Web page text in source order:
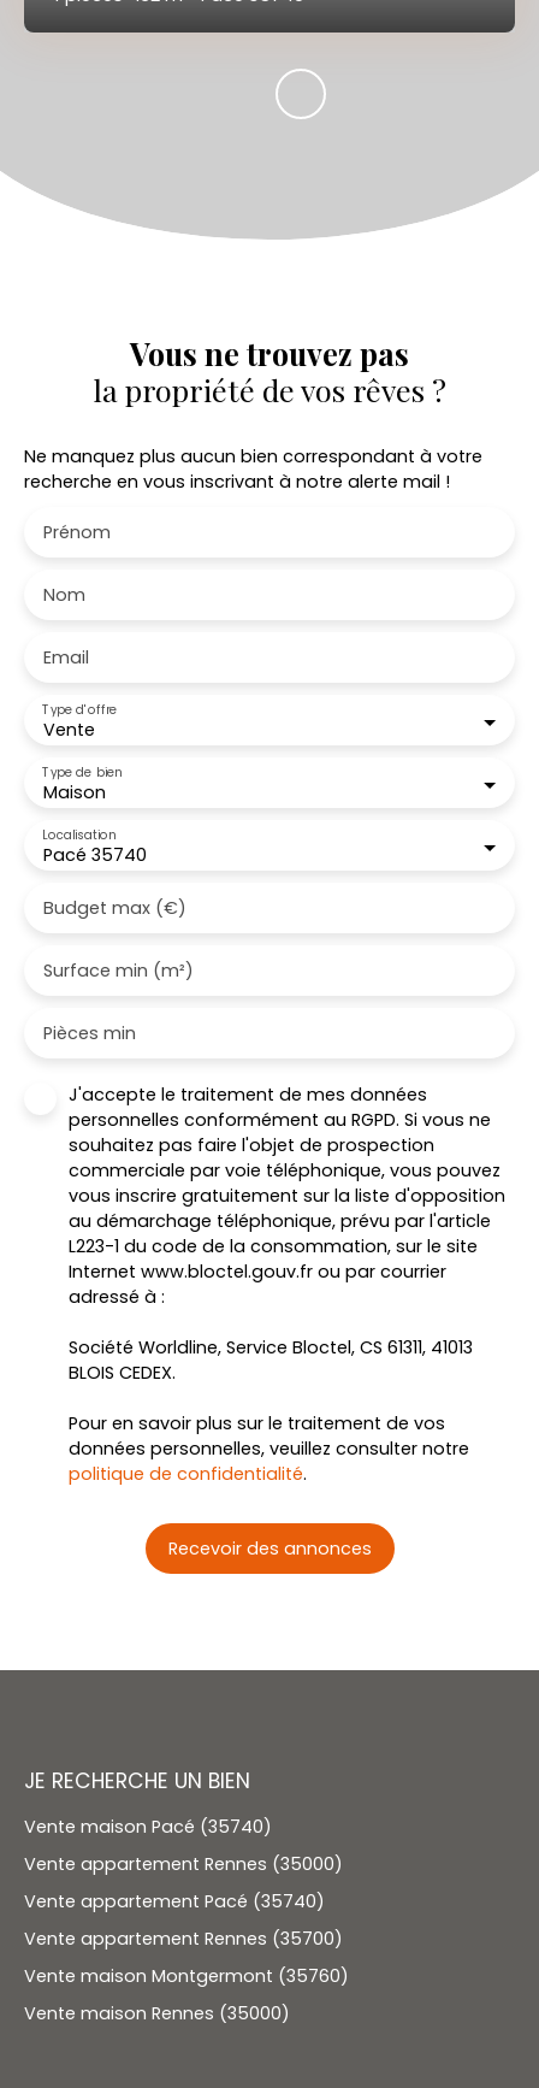
Vous ne trouvez pas
la propriété de vos rêves ?
Ne manquez plus aucun bien correspondant à votre
recherche en vous inscrivant à notre alerte mail !
Prénom
Nom
Email
Vente
Type d'offre
Maison
Type de bien
Pacé 35740
Localisation
Budget max (€)
Surface min (m²)
Pièces min
J'accepte le traitement de mes données
personnelles conformément au RGPD. Si vous ne
souhaitez pas faire l'objet de prospection
commerciale par voie téléphonique, vous pouvez
vous inscrire gratuitement sur la liste d'opposition
au démarchage téléphonique, prévu par l'article
L223-1 du code de la consommation, sur le site
Internet www.bloctel.gouv.fr ou par courrier
adressé à :
Société Worldline, Service Bloctel, CS 61311, 41013
BLOIS CEDEX.
Pour en savoir plus sur le traitement de vos
données personnelles, veuillez consulter notre
politique de confidentialité.
Recevoir des annonces
JE RECHERCHE UN BIEN
Vente maison Pacé (35740)
Vente appartement Rennes (35000)
Vente appartement Pacé (35740)
Vente appartement Rennes (35700)
Vente maison Montgermont (35760)
Vente maison Rennes (35000)